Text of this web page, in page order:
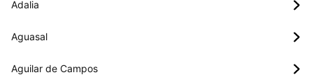
Adalia
Aguasal
Aguilar de Campos